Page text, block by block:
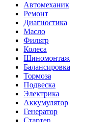
Автомеханик
Ремонт
Диагностика
Масло
Фильтр
Колеса
Шиномонтаж
Балансировка
Тормоза
Подвеска
Электрика
Аккумулятор
Генератор